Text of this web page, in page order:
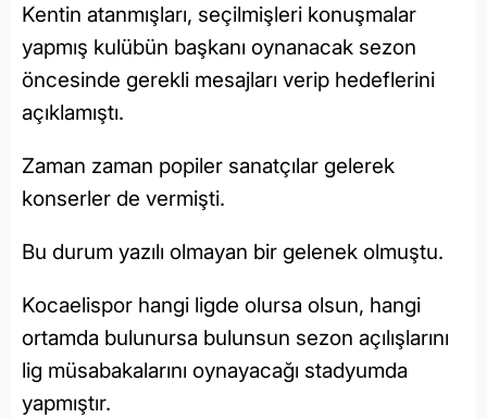
Kentin atanmışları, seçilmişleri konuşmalar
yapmış kulübün başkanı oynanacak sezon
öncesinde gerekli mesajları verip hedeflerini
açıklamıştı.
Zaman zaman popiler sanatçılar gelerek
konserler de vermişti.
Bu durum yazılı olmayan bir gelenek olmuştu.
Kocaelispor hangi ligde olursa olsun, hangi
ortamda bulunursa bulunsun sezon açılışlarını
lig müsabakalarını oynayacağı stadyumda
yapmıştır.